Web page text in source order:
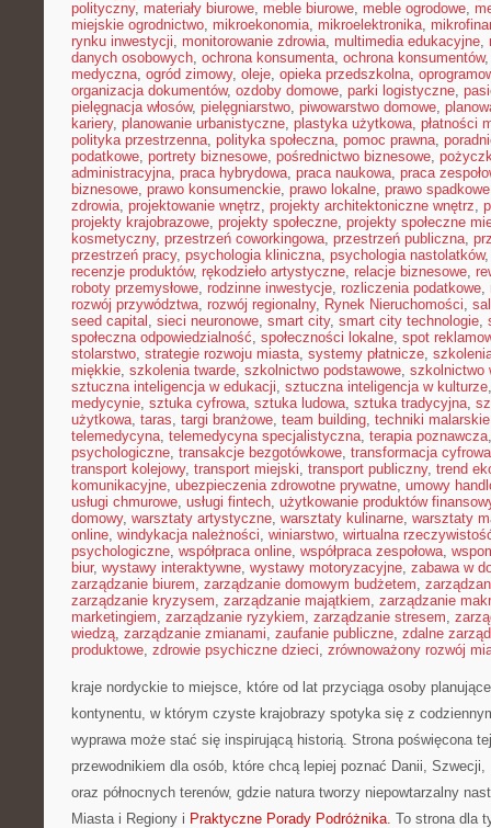
polityczny, materiały biurowe, meble biurowe, meble ogrodowe,
miejskie ogrodnictwo, mikroekonomia, mikroelektronika,
rynku inwestycji, monitorowanie zdrowia, multimedia edukacyjne,
danych osobowych, ochrona konsumenta, ochrona konsumentów
medyczna, ogród zimowy, oleje, opieka przedszkolna,
organizacja dokumentów, ozdoby domowe, parki logistyczne,
pielęgnacja włosów, pielęgniarstwo, piwowarstwo domowe,
kariery, planowanie urbanistyczne, plastyka użytkowa, płatności
polityka przestrzenna, polityka społeczna, pomoc prawna,
podatkowe, portrety biznesowe, pośrednictwo biznesowe,
administracyjna, praca hybrydowa, praca naukowa, praca
biznesowe, prawo konsumenckie, prawo lokalne, prawo spadkowe
zdrowia, projektowanie wnętrz, projekty architektoniczne wnętrz,
projekty krajobrazowe, projekty społeczne, projekty społeczne
kosmetyczny, przestrzeń coworkingowa, przestrzeń publiczna,
przestrzeń pracy, psychologia kliniczna, psychologia nastolatków
recenzje produktów, rękodzieło artystyczne, relacje biznesowe,
roboty przemysłowe, rodzinne inwestycje, rozliczenia podatkowe,
rozwój przywództwa, rozwój regionalny, Rynek Nieruchomości,
seed capital , sieci neuronowe, smart city, smart city technologie,
społeczna odpowiedzialność, społeczności lokalne, spot
stolarstwo, strategie rozwoju miasta, systemy płatnicze,
miękkie, szkolenia twarde, szkolnictwo podstawowe, szkolnictwo
sztuczna inteligencja w edukacji, sztuczna inteligencja w kulturze
medycynie, sztuka cyfrowa, sztuka ludowa, sztuka tradycyjna,
użytkowa, taras, targi branżowe, team building, techniki malarskie
telemedycyna, telemedycyna specjalistyczna, terapia poznawcza
psychologiczne, transakcje bezgotówkowe, transformacja cyfrowa
transport kolejowy, transport miejski, transport publiczny, trend
komunikacyjne, ubezpieczenia zdrowotne prywatne, umowy
usługi chmurowe, usługi fintech, użytkowanie produktów
domowy, warsztaty artystyczne, warsztaty kulinarne, warsztaty
online, windykacja należności, winiarstwo, wirtualna
psychologiczne, współpraca online, współpraca zespołowa,
biur, wystawy interaktywne, wystawy motoryzacyjne, zabawa w
zarządzanie biurem, zarządzanie domowym budżetem,
zarządzanie kryzysem, zarządzanie majątkiem, zarządzanie
marketingiem, zarządzanie ryzykiem, zarządzanie stresem,
wiedzą, zarządzanie zmianami, zaufanie publiczne, zdalne
produktowe, zdrowie psychiczne dzieci, zrównoważony rozwój
kraje nordyckie to miejsce, które od lat przyciąga osoby
kontynentu, w którym czyste krajobrazy spotyka się z
wyprawa może stać się inspirującą historią. Strona poświęcona
przewodnikiem dla osób, które chcą lepiej poznać Danii,
oraz północnych terenów, gdzie natura tworzy niepowtarzalny
Miasta i Regiony i Praktyczne Porady Podróżnika. To strona dla